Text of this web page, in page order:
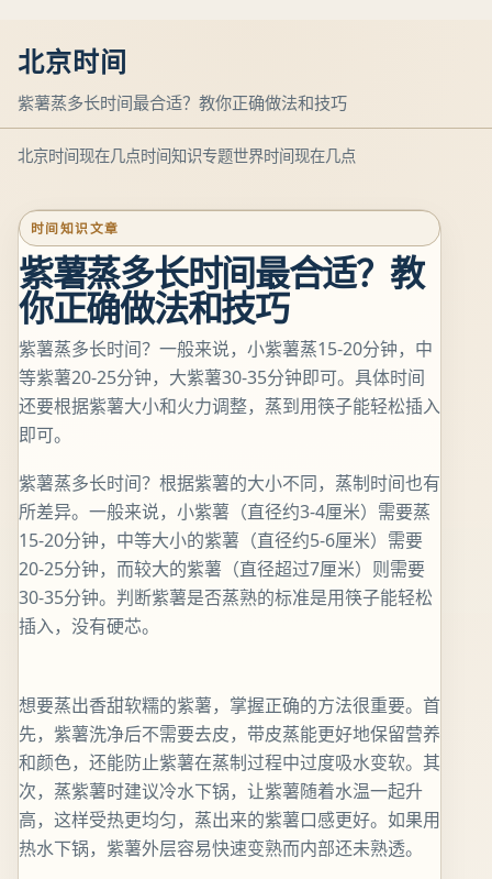
北京时间
紫薯蒸多长时间最合适？教你正确做法和技巧
北京时间现在几点时间知识专题世界时间现在几点
时间知识文章
紫薯蒸多长时间最合适？教
你正确做法和技巧
紫薯蒸多长时间？一般来说，小紫薯蒸15-20分钟，中
等紫薯20-25分钟，大紫薯30-35分钟即可。具体时间
还要根据紫薯大小和火力调整，蒸到用筷子能轻松插入
即可。
紫薯蒸多长时间？根据紫薯的大小不同，蒸制时间也有
所差异。一般来说，小紫薯（直径约3-4厘米）需要蒸
15-20分钟，中等大小的紫薯（直径约5-6厘米）需要
20-25分钟，而较大的紫薯（直径超过7厘米）则需要
30-35分钟。判断紫薯是否蒸熟的标准是用筷子能轻松
插入，没有硬芯。
想要蒸出香甜软糯的紫薯，掌握正确的方法很重要。首
先，紫薯洗净后不需要去皮，带皮蒸能更好地保留营养
和颜色，还能防止紫薯在蒸制过程中过度吸水变软。其
次，蒸紫薯时建议冷水下锅，让紫薯随着水温一起升
高，这样受热更均匀，蒸出来的紫薯口感更好。如果用
热水下锅，紫薯外层容易快速变熟而内部还未熟透。